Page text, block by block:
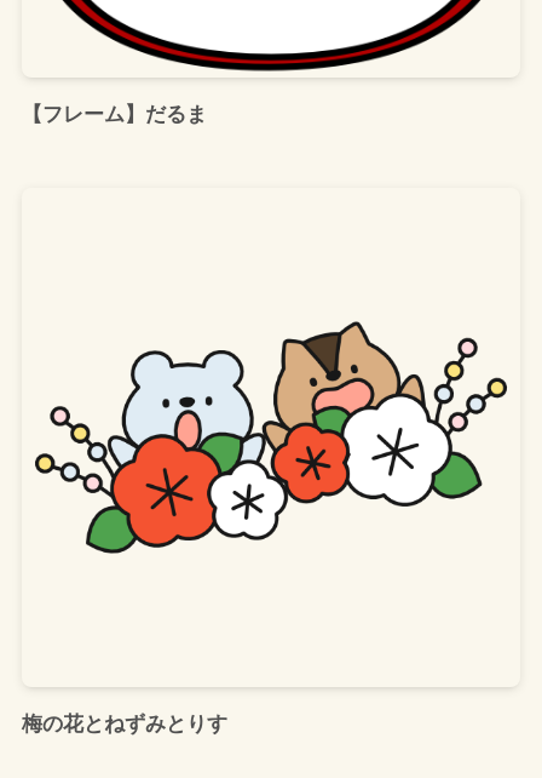
【フレーム】だるま
梅の花とねずみとりす